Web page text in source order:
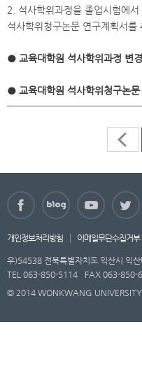
2. 석사학위과정을 졸업시험에
석사학위청구논문 연구계획서를
● 교육대학원 석사학위과정 변
● 교육대학원 석사학위청구논
개인정보처리방침 이메일무단수집거부
우)54538 전북특별자치도 익산시 익
TEL 063-850-5114
FAX 063-850-
© 2014 WONKWANG